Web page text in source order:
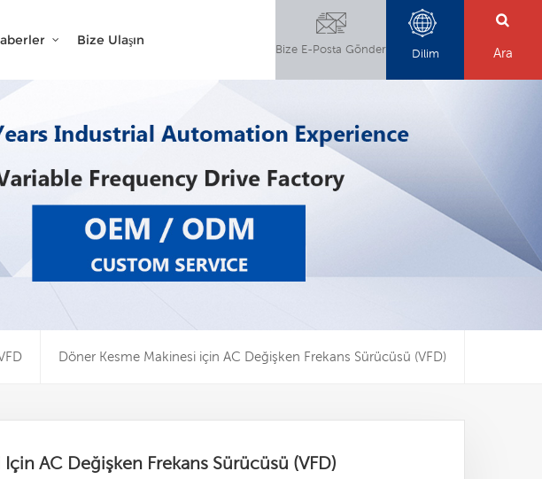
Bize Ulaşın
Bize E-Posta Gönder Dilim Ara
Döner Kesme Makinesi için AC Değişken Frekans Sürücüsü (VFD)
AC Değişken Frekans Sürücüsü (VFD)